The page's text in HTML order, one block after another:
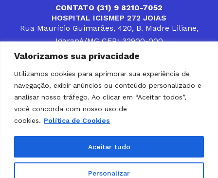
Valorizamos sua privacidade
Utilizamos cookies para aprimorar sua experiência de
navegação, exibir anúncios ou conteúdo personalizado e
analisar nosso tráfego. Ao clicar em “Aceitar todos”,
você concorda com nosso uso de
cookies. Política de Cookies
Personalizar
Aceitar tudo
CONTATO (31) 9 8210-7052
HOSPITAL ICISMEP 272 JOIAS
Rua Maurício Guimarães, 420, B. Madre Liliane,
Igarapé/MG CEP.: 32900-000
CONTATOS (31) 3512-4400 ou (31) 9 8309-8660
DESENVOLVER SOLUÇÕES, AÇÕES E SERVIÇOS
PÚBLICOS QUE COMPLEMENTEM A ASSISTÊNCIA À
POPULAÇÃO DA REGIÃO EM QUE ATUA, SENDO
PARCEIRO DOS MUNICÍPIOS CONSORCIADOS NA
SOLUÇÃO DE DIFICULDADES ENFRENTADAS POR
GESTORES MUNICIPAIS, É O COMPROMISSO DO
ICISMEP.
Home Institucional Municípios
Portal da Integridade
LGPD